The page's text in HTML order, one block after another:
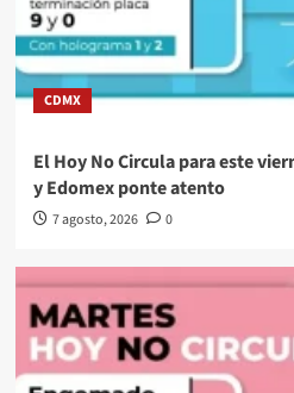
CDMX
El Hoy No Circula para este
y Edomex ponte atento
7 agosto, 2026 0